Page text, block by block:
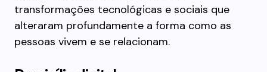
transformações tecnológicas e sociais que
alteraram profundamente a forma como as
pessoas vivem e se relacionam.